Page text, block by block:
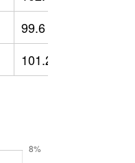
99.6
101.27